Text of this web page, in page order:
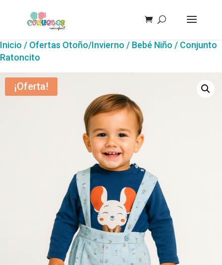
Inicio / Ofertas Otoño/Invierno / Bebé Niño / Conjunto
Ratoncito
¡Oferta!